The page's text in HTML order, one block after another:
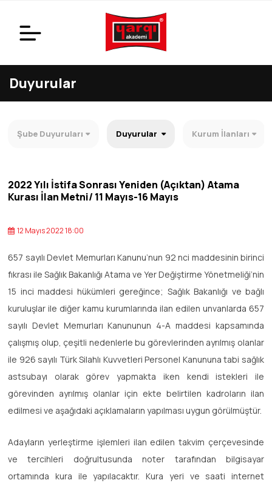
Duyurular
Şube Duyuruları Duyurular Kurum İlanları
2022 Yılı İstifa Sonrası Yeniden (Açıktan) Atama
Kurası İlan Metni/ 11 Mayıs-16 Mayıs
12 Mayıs 2022 18:00
657 sayılı Devlet Memurları Kanunu’nun 92 nci maddesinin birinci
fıkrası ile Sağlık Bakanlığı Atama ve Yer Değiştirme Yönetmeliği’nin
15 inci maddesi hükümleri gereğince; Sağlık Bakanlığı ve bağlı
kuruluşlar ile diğer kamu kurumlarında ilan edilen unvanlarda 657
sayılı Devlet Memurları Kanununun 4-A maddesi kapsamında
çalışmış olup, çeşitli nedenlerle bu görevlerinden ayrılmış olanlar
ile 926 sayılı Türk Silahlı Kuvvetleri Personel Kanununa tabi sağlık
astsubayı olarak görev yapmakta iken kendi istekleri ile
görevinden ayrılmış olanlar için ekte belirtilen kadroların ilan
edilmesi ve aşağıdaki açıklamaların yapılması uygun görülmüştür.
Adayların yerleştirme işlemleri ilan edilen takvim çerçevesinde
ve tercihleri doğrultusunda noter tarafından bilgisayar
ortamında kura ile yapılacaktır. Kura yeri ve saati internet